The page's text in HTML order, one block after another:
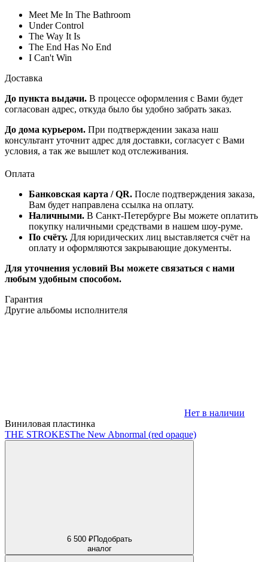
Meet Me In The Bathroom
Under Control
The Way It Is
The End Has No End
I Can't Win
Доставка
До пункта выдачи. В процессе оформления с Вами будет
согласован адрес, откуда было бы удобно забрать заказ.
До дома курьером. При подтверждении заказа наш
консультант уточнит адрес для доставки, согласует с Вами
условия, а так же вышлет код отслеживания.
Оплата
Банковская карта / QR. После подтверждения заказа,
Вам будет направлена ссылка на оплату.
Наличными. В Санкт-Петербурге Вы можете оплатить
покупку наличными средствами в нашем шоу-руме.
По счёту. Для юридических лиц выставляется счёт на
оплату и оформляются закрывающие документы.
Для уточнения условий Вы можете связаться с нами
любым удобным способом.
Гарантия
Другие альбомы исполнителя
Нет в наличии
Виниловая пластинка
THE STROKESThe New Abnormal (red opaque)
6 500 ₽Подобрать
аналог